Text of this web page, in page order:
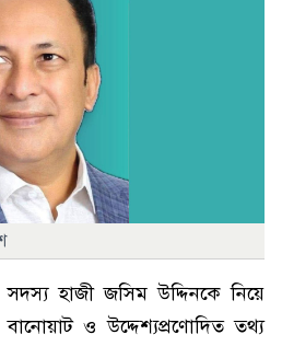
হাজী জসিম উদ্দিনকে নিয়ে
বানোয়াট ও উদ্দেশ্যপ্রণোদিত তথ্য